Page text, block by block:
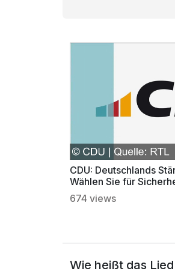
CDU: Deutschlands
Wählen Sie für
674 views
Wie heißt das